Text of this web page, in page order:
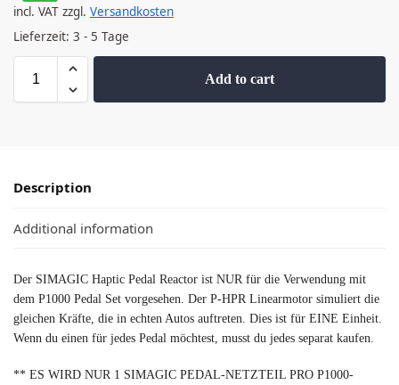
incl. VAT zzgl. Versandkosten
Lieferzeit: 3 - 5 Tage
Add to cart
Description
Additional information
Der SIMAGIC Haptic Pedal Reactor ist NUR für die Verwendung mit
dem P1000 Pedal Set vorgesehen. Der P-HPR Linearmotor simuliert die
gleichen Kräfte, die in echten Autos auftreten. Dies ist für EINE Einheit.
Wenn du einen für jedes Pedal möchtest, musst du jedes separat kaufen.
** ES WIRD NUR 1 SIMAGIC PEDAL-NETZTEIL PRO P1000-